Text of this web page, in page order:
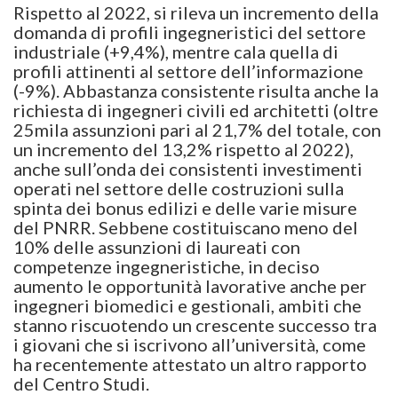
Rispetto al 2022, si rileva un incremento della
domanda di profili ingegneristici del settore
industriale (+9,4%), mentre cala quella di
profili attinenti al settore dell’informazione
(-9%). Abbastanza consistente risulta anche la
richiesta di ingegneri civili ed architetti (oltre
25mila assunzioni pari al 21,7% del totale, con
un incremento del 13,2% rispetto al 2022),
anche sull’onda dei consistenti investimenti
operati nel settore delle costruzioni sulla
spinta dei bonus edilizi e delle varie misure
del PNRR. Sebbene costituiscano meno del
10% delle assunzioni di laureati con
competenze ingegneristiche, in deciso
aumento le opportunità lavorative anche per
ingegneri biomedici e gestionali, ambiti che
stanno riscuotendo un crescente successo tra
i giovani che si iscrivono all’università, come
ha recentemente attestato un altro rapporto
del Centro Studi.